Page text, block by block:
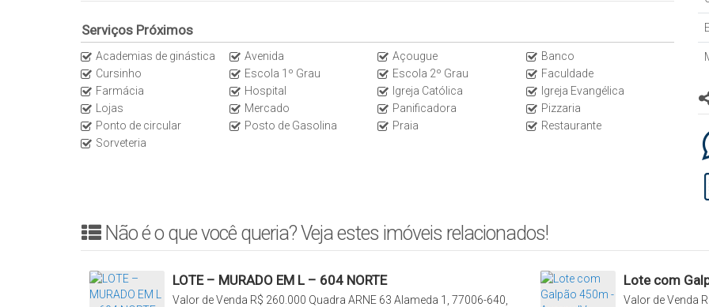
LOCALIZAÇÃO
✔️ 1003 sul
☎ Para mais detalhes entrar em contato:
(63) 3225-2383 – Alugar Imóveis
Creci/TO J2913
Serviços Próximos
Academias de ginástica Avenida Açougue
Banco
Cursinho
Escola 1º Grau Escola 2º Grau
Faculdade
Farmácia
Hospital Igreja Católica
Igreja Evangélica
Lojas
Mercado Panificadora
Pizzaria
Ponto de circular
Posto de Gasolina Praia
Restaurante
Sorveteria
Não é o que você queria? Veja estes imóveis relacionados!
LOTE – MURADO EM L – 604 NORTE
R$ 260.000
Valor de Venda
Quadra ARNE 63 Alameda 1, 77006-640,
Lote com
Valor de Venda